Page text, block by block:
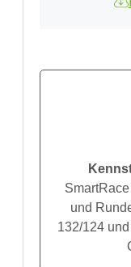
und
132/124